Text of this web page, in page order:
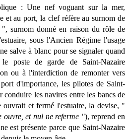
: Une nef voguant sur la mer,
et au port, la clef réfère au surnom de
surnom donné en raison du rôle de
sous l'Ancien Régime l'usage
salve à blanc pour se signaler quand
poste de garde de Saint-Nazaire
ou à l'interdiction de remonter vers
d'importance, les pilotes de Saint-
les navires entre les bancs de
ouvrait et fermé l'estuaire, la devise, "
ouvre, et nul ne referme "), reprend en
est présente parce que Saint-Nazaire